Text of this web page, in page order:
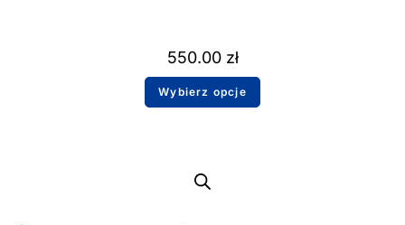
550.00 zł
Wybierz opcje